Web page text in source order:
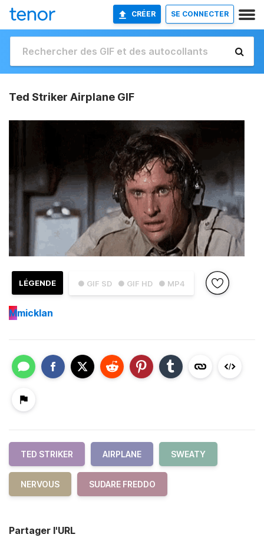
CRÉER SE CONNECTER
Ted Striker Airplane GIF
● GIF SD ● GIF HD ● MP4
LÉGENDE
Mmicklan
TED STRIKER AIRPLANE SWEATY
NERVOUS SUDARE FREDDO
Partager l'URL